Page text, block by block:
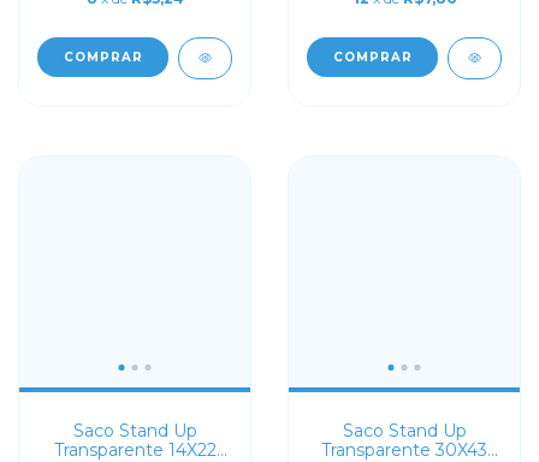
COMPRAR COMPRAR
Saco Stand Up
Transparente 14X22
Saco Stand Up
Transparente 30X43